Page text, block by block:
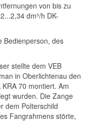
von bis zu
dm³/h DK-
Bedienperson, des
stellte dem VEB
in Oberlichtenau den
70 montiert. Am
wurden. Die Zange
dem Polterschild
Fangrahmens störte,